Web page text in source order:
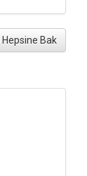
Bak